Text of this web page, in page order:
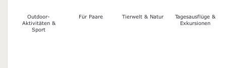
Outdoor-
Aktivitäten &
Sport
Für Paare Tierwelt & Natur
Tagesausflüge &
Exkursionen